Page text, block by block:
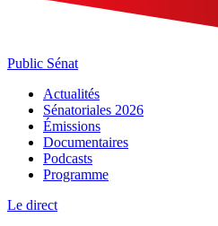
Public Sénat
Actualités
Sénatoriales 2026
Émissions
Documentaires
Podcasts
Programme
Le direct